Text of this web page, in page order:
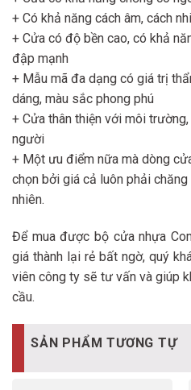
+ Có khả năng cách âm, cách
+ Cửa có độ bền cao, có khả
đập mạnh
+ Mẫu mã đa dạng có giá trị
dáng, màu sắc phong phú
+ Cửa thân thiện với môi
người
+ Một ưu điểm nữa mà dòng
chọn bởi giá cả luôn phải
nhiên.
Để mua được bộ cửa nhựa
giá thành lại rẻ bất ngờ, quý
viên công ty sẽ tư vấn và giúp
cầu.
SẢN PHẨM TƯƠNG TỰ